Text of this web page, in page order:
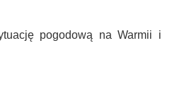
pogodową na Warmii i